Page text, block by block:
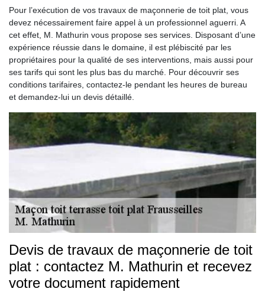
Pour l’exécution de vos travaux de maçonnerie de toit plat, vous
devez nécessairement faire appel à un professionnel aguerri. A
cet effet, M. Mathurin vous propose ses services. Disposant d’une
expérience réussie dans le domaine, il est plébiscité par les
propriétaires pour la qualité de ses interventions, mais aussi pour
ses tarifs qui sont les plus bas du marché. Pour découvrir ses
conditions tarifaires, contactez-le pendant les heures de bureau
et demandez-lui un devis détaillé.
Devis de travaux de maçonnerie de toit
plat : contactez M. Mathurin et recevez
votre document rapidement